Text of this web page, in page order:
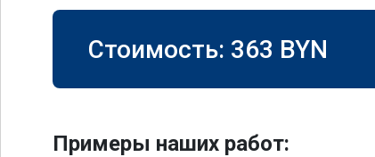
Стоимость: 363 BYN
Примеры наших работ: